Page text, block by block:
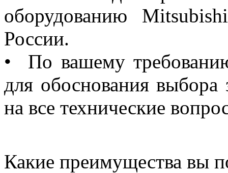
оборудованию
России.
• По вашему
для обоснования выбора
на все технические
Какие преимущества вы